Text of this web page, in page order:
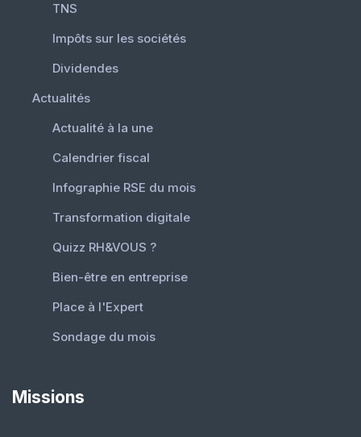
TNS
Impôts sur les sociétés
Dividendes
Actualités
Actualité à la une
Calendrier fiscal
Infographie RSE du mois
Transformation digitale
Quizz RH&VOUS ?
Bien-être en entreprise
Place à l'Expert
Sondage du mois
Missions